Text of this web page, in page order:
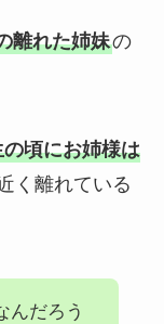
離れた姉妹の
頃にお姉様は
く離れている
んだろう